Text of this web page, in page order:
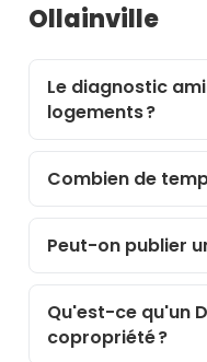
Ollainville
Le diagnostic
logements ?
Combien de
Peut-on publier
Qu'est-ce qu'un
copropriété ?